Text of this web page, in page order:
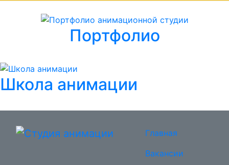
Портфолио
Школа анимации
Главная
Вакансии